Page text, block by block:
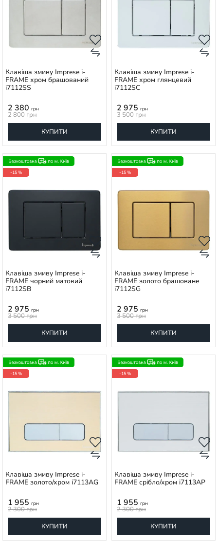
Клавіша змиву Imprese i-
FRAME хром брашований
i7112SS
2 380 грн
2 800грн
КУПИТИ
Клавіша змиву Imprese i-
FRAME хром глянцевий
i7112SC
2 975 грн
3 500грн
КУПИТИ
-15 %
Клавіша змиву Imprese i-
FRAME чорний матовий
i7112SB
2 975 грн
3 500грн
КУПИТИ
-15 %
Клавіша змиву Imprese i-
FRAME золото брашоване
i7112SG
2 975 грн
3 500грн
КУПИТИ
-15 %
Клавіша змиву Imprese i-
FRAME золото/хром i7113AG
1 955 грн
2 300грн
КУПИТИ
-15 %
Клавіша змиву Imprese i-
FRAME срібло/хром i7113AP
1 955 грн
2 300грн
КУПИТИ